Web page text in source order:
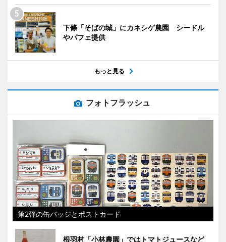
下條「そばの城」にカネシゲ農園 シードル
やパフェ提供
もっと見る
フォトフラッシュ
第2弾の缶バッジとポストカード
根羽村「小林農園」ではトマトジュースなど